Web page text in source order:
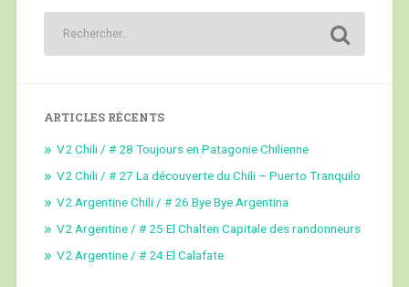
ARTICLES RÉCENTS
V2 Chili / # 28 Toujours en Patagonie Chilienne
V2 Chili / # 27 La découverte du Chili – Puerto Tranquilo
V2 Argentine Chili / # 26 Bye Bye Argentina
V2 Argentine / # 25 El Chalten Capitale des randonneurs
V2 Argentine / # 24 El Calafate